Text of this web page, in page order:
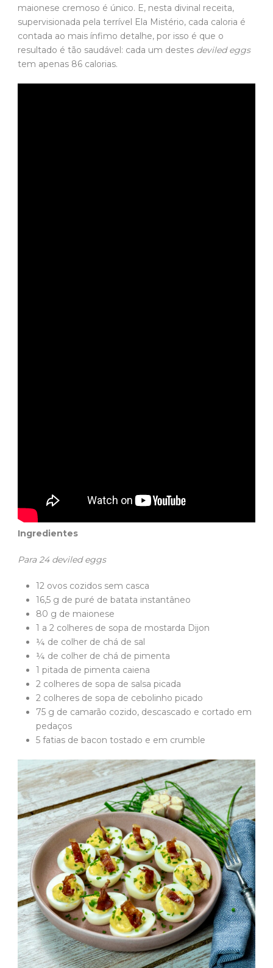
maionese cremoso é único. E, nesta divinal receita,
supervisionada pela terrível Ela Mistério, cada caloria é
contada ao mais ínfimo detalhe, por isso é que o
resultado é tão saudável: cada um destes deviled eggs
tem apenas 86 calorias.
Ingredientes
Para 24 deviled eggs
12 ovos cozidos sem casca
16,5 g de puré de batata instantâneo
80 g de maionese
1 a 2 colheres de sopa de mostarda Dijon
¼ de colher de chá de sal
¼ de colher de chá de pimenta
1 pitada de pimenta caiena
2 colheres de sopa de salsa picada
2 colheres de sopa de cebolinho picado
75 g de camarão cozido, descascado e cortado em
pedaços
5 fatias de bacon tostado e em crumble